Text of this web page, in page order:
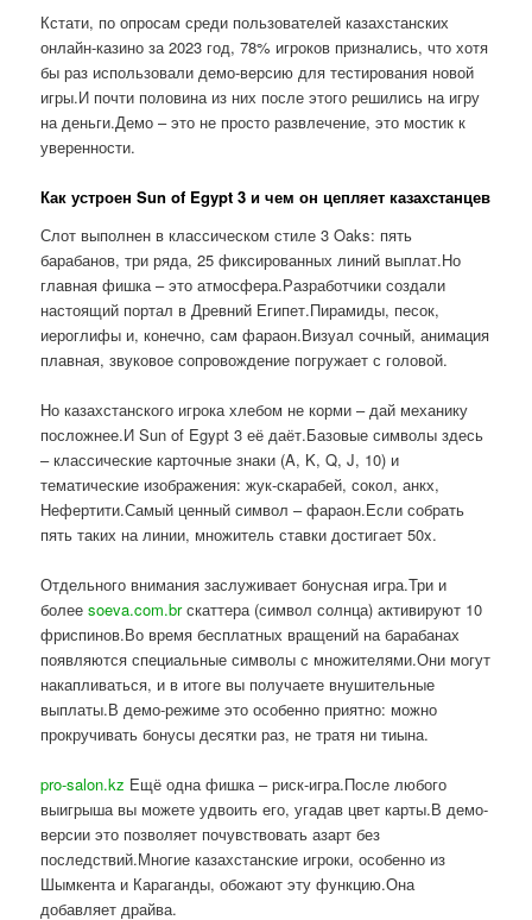
Кстати, по опросам среди пользователей казахстанских
онлайн-казино за 2023 год, 78% игроков признались, что хотя
бы раз использовали демо-версию для тестирования новой
игры.И почти половина из них после этого решились на игру
на деньги.Демо – это не просто развлечение, это мостик к
уверенности.
Как устроен Sun of Egypt 3 и чем он цепляет казахстанцев
Слот выполнен в классическом стиле 3 Oaks: пять
барабанов, три ряда, 25 фиксированных линий выплат.Но
главная фишка – это атмосфера.Разработчики создали
настоящий портал в Древний Египет.Пирамиды, песок,
иероглифы и, конечно, сам фараон.Визуал сочный, анимация
плавная, звуковое сопровождение погружает с головой.
Но казахстанского игрока хлебом не корми – дай механику
посложнее.И Sun of Egypt 3 её даёт.Базовые символы здесь
– классические карточные знаки (A, K, Q, J, 10) и
тематические изображения: жук-скарабей, сокол, анкх,
Нефертити.Самый ценный символ – фараон.Если собрать
пять таких на линии, множитель ставки достигает 50x.
Отдельного внимания заслуживает бонусная игра.Три и
болееsoeva.com.brскаттера (символ солнца) активируют 10
фриспинов.Во время бесплатных вращений на барабанах
появляются специальные символы с множителями.Они могут
накапливаться, и в итоге вы получаете внушительные
выплаты.В демо-режиме это особенно приятно: можно
прокручивать бонусы десятки раз, не тратя ни тиына.
pro-salon.kz Ещё одна фишка – риск-игра.После любого
выигрыша вы можете удвоить его, угадав цвет карты.В демо-
версии это позволяет почувствовать азарт без
последствий.Многие казахстанские игроки, особенно из
Шымкента и Караганды, обожают эту функцию.Она
добавляет драйва.